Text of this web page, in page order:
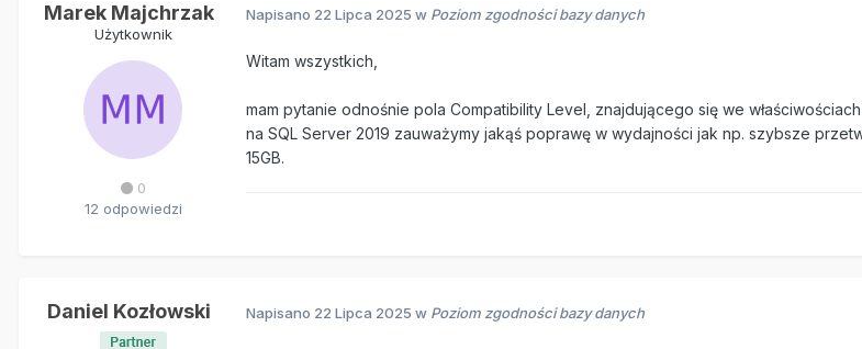
Marek Majchrzak
Użytkownik
0
12 odpowiedzi
Napisano 22 Lipca 2025 w Poziom zgodności bazy danych
Witam wszystkich,
mam pytanie odnośnie pola Compatibility Level, znajdującego się we
na SQL Server 2019 zauważymy jakąś poprawę w wydajności jak np. szybsze
15GB.
Daniel Kozłowski Napisano 22 Lipca 2025 w Poziom zgodności bazy danych